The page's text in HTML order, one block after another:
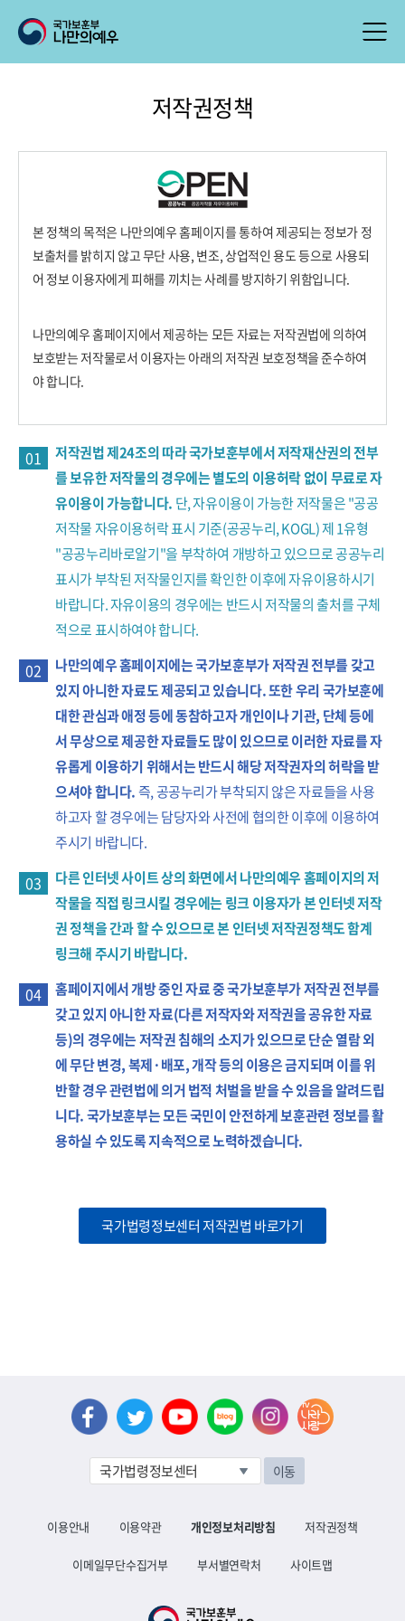
저작권정책
본 정책의 목적은 나만의예우 홈페이지를 통하여 제공되는 정보가 정
보출처를 밝히지 않고 무단 사용, 변조, 상업적인 용도 등으로 사용되
어 정보 이용자에게 피해를 끼치는 사례를 방지하기 위함입니다.
나만의예우 홈페이지에서 제공하는 모든 자료는 저작권법에 의하여
보호받는 저작물로서 이용자는 아래의 저작권 보호정책을 준수하여
야 합니다.
01
저작권법 제24조의 따라 국가보훈부에서 저작재산권의 전부
를 보유한 저작물의 경우에는 별도의 이용허락 없이 무료로 자
유이용이 가능합니다. 단, 자유이용이 가능한 저작물은 "공공
저작물 자유이용허락 표시 기준(공공누리, KOGL) 제 1유형
"공공누리바로알기"을 부착하여 개방하고 있으므로 공공누리
표시가 부착된 저작물인지를 확인한 이후에 자유이용하시기
바랍니다. 자유이용의 경우에는 반드시 저작물의 출처를 구체
적으로 표시하여야 합니다.
02
나만의예우 홈페이지에는 국가보훈부가 저작권 전부를 갖고
있지 아니한 자료도 제공되고 있습니다. 또한 우리 국가보훈에
대한 관심과 애정 등에 동참하고자 개인이나 기관, 단체 등에
서 무상으로 제공한 자료들도 많이 있으므로 이러한 자료를 자
유롭게 이용하기 위해서는 반드시 해당 저작권자의 허락을 받
으셔야 합니다.즉, 공공누리가 부착되지 않은 자료들을 사용
하고자 할 경우에는 담당자와 사전에 협의한 이후에 이용하여
주시기 바랍니다.
03
다른 인터넷 사이트 상의 화면에서 나만의예우 홈페이지의 저
작물을 직접 링크시킬 경우에는 링크 이용자가 본 인터넷 저작
권 정책을 간과 할 수 있으므로 본 인터넷 저작권정책도 함계
링크해 주시기 바랍니다.
04
홈페이지에서 개방 중인 자료 중 국가보훈부가 저작권 전부를
갖고 있지 아니한 자료(다른 저작자와 저작권을 공유한 자료
등)의 경우에는 저작권 침해의 소지가 있으므로 단순 열람 외
에 무단 변경, 복제·배포, 개작 등의 이용은 금지되며 이를 위
반할 경우 관련법에 의거 법적 처벌을 받을 수 있음을 알려드립
니다. 국가보훈부는 모든 국민이 안전하게 보훈관련 정보를 활
용하실 수 있도록 지속적으로 노력하겠습니다.
국가법령정보센터 저작권법 바로가기
이용안내 이용약관 개인정보처리방침 저작권정책
이메일무단수집거부 부서별연락처 사이트맵
이동